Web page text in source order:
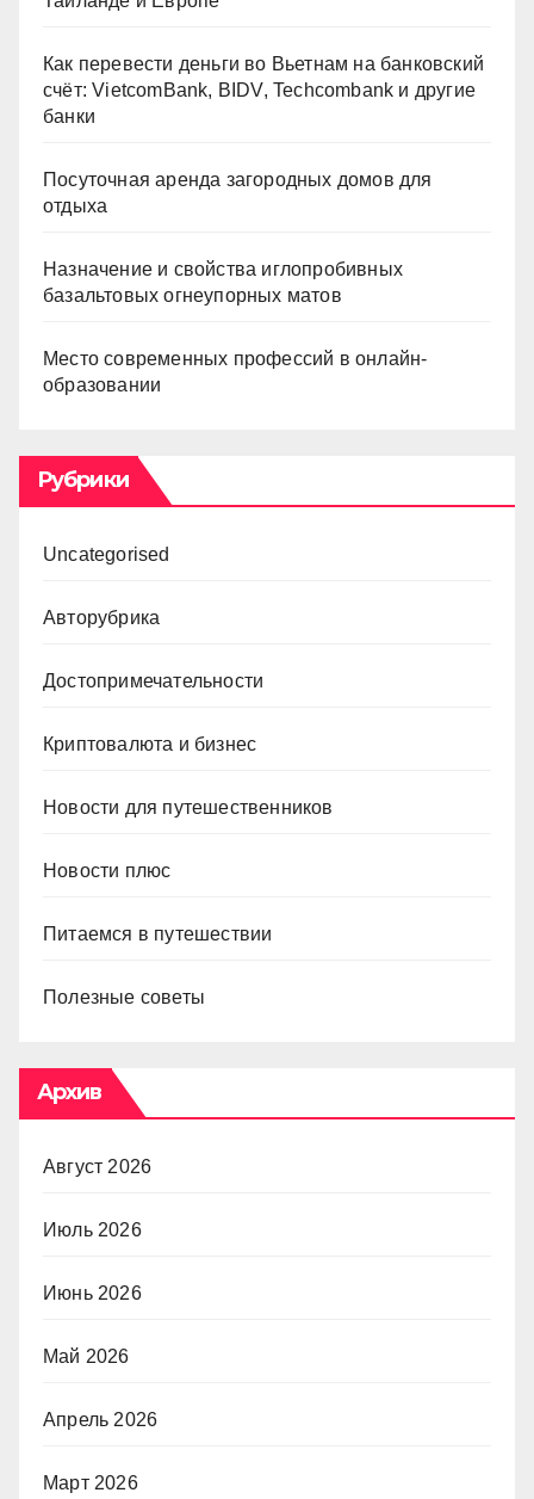
Как перевести деньги во Вьетнам на банковский
счёт: VietcomBank, BIDV, Techcombank и другие
банки
Посуточная аренда загородных домов для
отдыха
Назначение и свойства иглопробивных
базальтовых огнеупорных матов
Место современных профессий в онлайн-
образовании
Рубрики
Uncategorised
Авторубрика
Достопримечательности
Криптовалюта и бизнес
Новости для путешественников
Новости плюс
Питаемся в путешествии
Полезные советы
Архив
Август 2026
Июль 2026
Июнь 2026
Май 2026
Апрель 2026
Март 2026